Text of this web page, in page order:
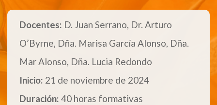
Docentes: D. Juan Serrano, Dr. Arturo
O’Byrne, Dña. Marisa García Alonso, Dña.
Mar Alonso, Dña. Lucia Redondo
Inicio: 21 de noviembre de 2024
Duración: 40 horas formativas